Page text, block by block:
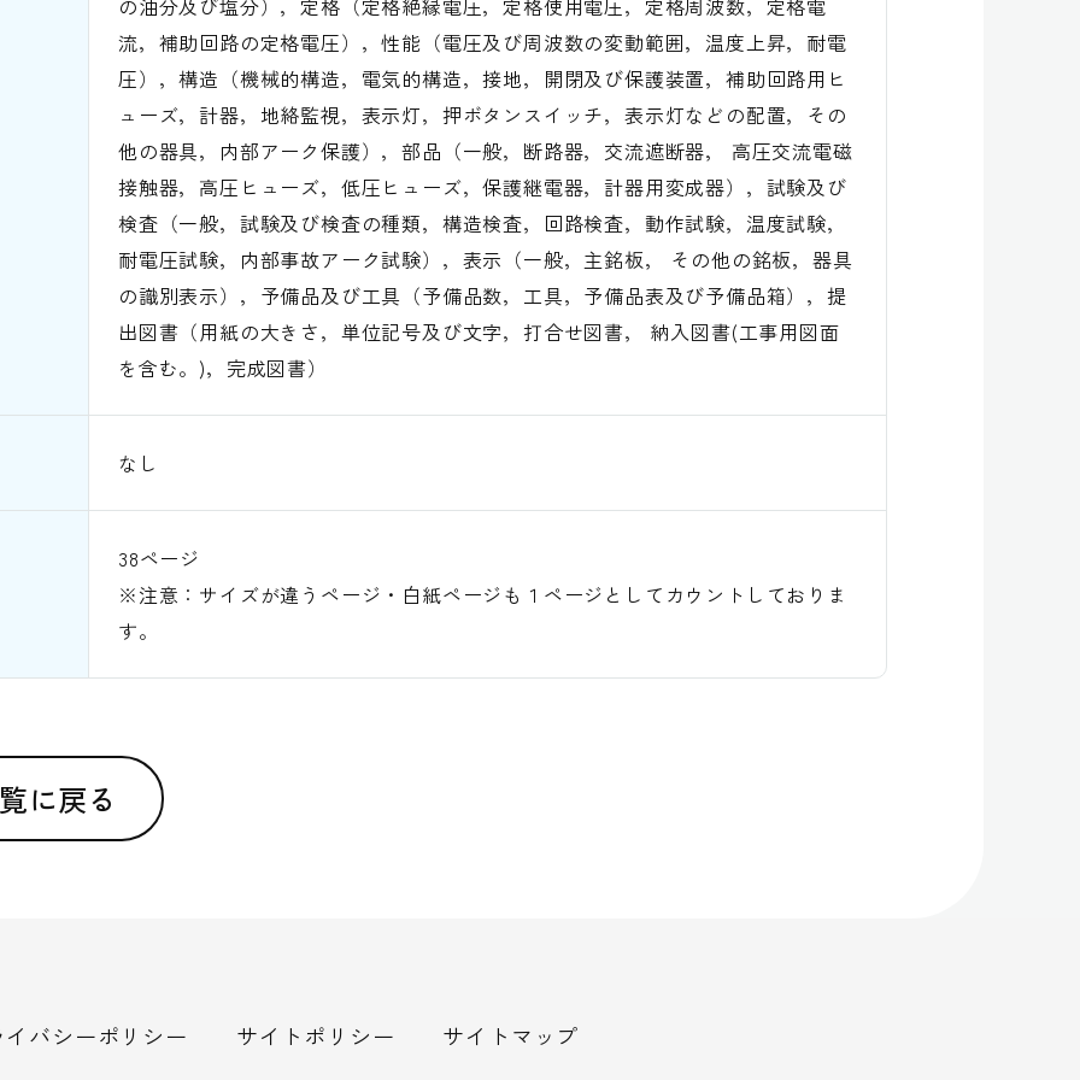
の油分及び塩分），定格（定格絶縁電圧，定格使用電圧，定格周波数，定格電
流，補助回路の定格電圧），性能（電圧及び周波数の変動範囲，温度上昇，耐電
圧），構造（機械的構造，電気的構造，接地，開閉及び保護装置，補助回路用ヒ
ューズ，計器，地絡監視，表示灯，押ボタンスイッチ，表示灯などの配置，その
他の器具，内部アーク保護），部品（一般，断路器，交流遮断器， 高圧交流電磁
接触器，高圧ヒューズ，低圧ヒューズ，保護継電器，計器用変成器），試験及び
検査（一般，試験及び検査の種類，構造検査，回路検査，動作試験，温度試験，
耐電圧試験，内部事故アーク試験），表示（一般，主銘板， その他の銘板，器具
の識別表示），予備品及び工具（予備品数，工具，予備品表及び予備品箱），提
出図書（用紙の大きさ，単位記号及び文字，打合せ図書， 納入図書(工事用図面
を含む。)，完成図書）
なし
38ページ
※注意：サイズが違うページ・白紙ページも１ページとしてカウントしておりま
す。
に戻る
バシーポリシー サイトポリシー サイトマップ